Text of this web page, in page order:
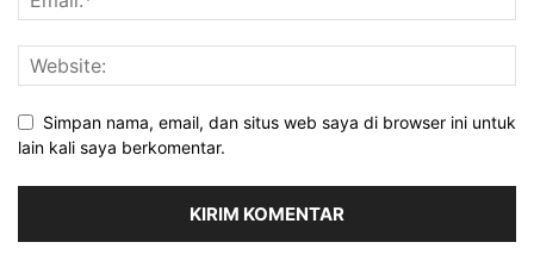
Simpan nama, email, dan situs web saya di browser ini untuk
lain kali saya berkomentar.